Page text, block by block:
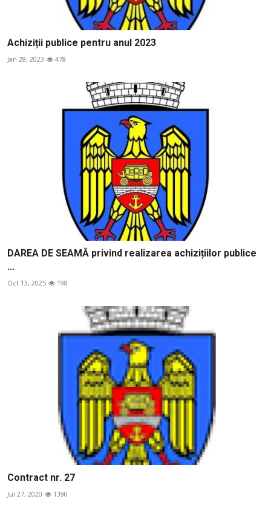
Achiziții publice pentru anul 2023
Jan 28, 2023 478
DAREA DE SEAMĂ privind realizarea achizițiilor publice
...
Oct 13, 2025 198
Contract nr. 27
Jul 27, 2020 1390